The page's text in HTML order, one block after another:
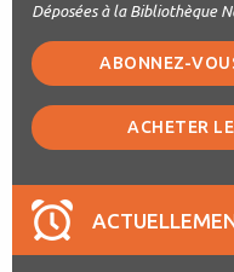
Déposées à la Bibliothèque
ABONNEZ-
ACHETER